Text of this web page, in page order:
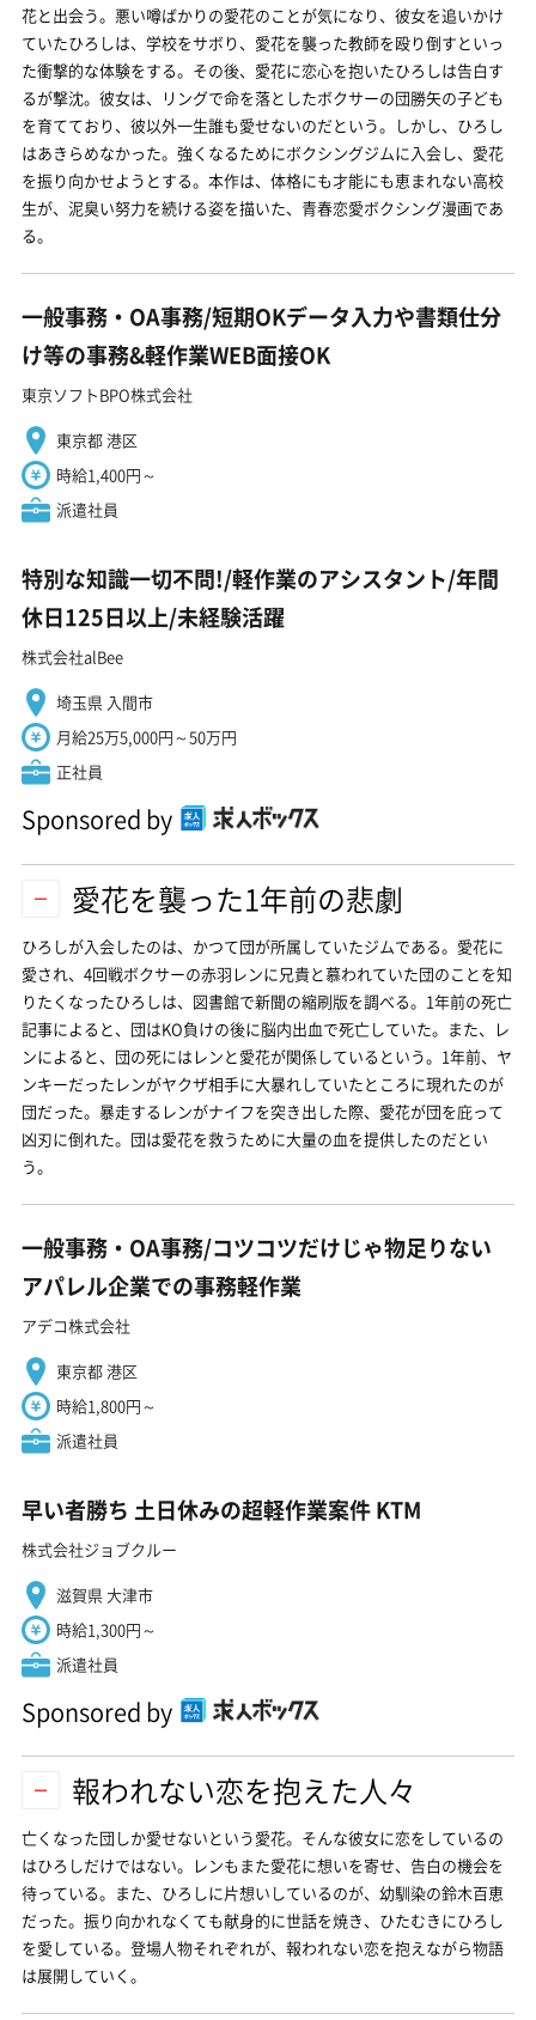
花と出会う。悪い噂ばかりの愛花のことが気になり、彼女を追いかけ
ていたひろしは、学校をサボり、愛花を襲った教師を殴り倒すといっ
た衝撃的な体験をする。その後、愛花に恋心を抱いたひろしは告白す
るが撃沈。彼女は、リングで命を落としたボクサーの団勝矢の子ども
を育てており、彼以外一生誰も愛せないのだという。しかし、ひろし
はあきらめなかった。強くなるためにボクシングジムに入会し、愛花
を振り向かせようとする。本作は、体格にも才能にも恵まれない高校
生が、泥臭い努力を続ける姿を描いた、青春恋愛ボクシング漫画であ
る。
一般事務・OA事務/短期OKデータ入力や書類仕分
け等の事務&軽作業WEB面接OK
東京ソフトBPO株式会社
東京都 港区
時給1,400円～
派遣社員
特別な知識一切不問!/軽作業のアシスタント/年間
休日125日以上/未経験活躍
株式会社alBee
埼玉県 入間市
月給25万5,000円～50万円
正社員
Sponsored by
愛花を襲った1年前の悲劇
ひろしが入会したのは、かつて団が所属していたジムである。愛花に
愛され、4回戦ボクサーの赤羽レンに兄貴と慕われていた団のことを知
りたくなったひろしは、図書館で新聞の縮刷版を調べる。1年前の死亡
記事によると、団はKO負けの後に脳内出血で死亡していた。また、レ
ンによると、団の死にはレンと愛花が関係しているという。1年前、ヤ
ンキーだったレンがヤクザ相手に大暴れしていたところに現れたのが
団だった。暴走するレンがナイフを突き出した際、愛花が団を庇って
凶刃に倒れた。団は愛花を救うために大量の血を提供したのだとい
う。
一般事務・OA事務/コツコツだけじゃ物足りない
アパレル企業での事務軽作業
アデコ株式会社
東京都 港区
時給1,800円～
派遣社員
早い者勝ち 土日休みの超軽作業案件 KTM
株式会社ジョブクルー
滋賀県 大津市
時給1,300円～
派遣社員
Sponsored by
報われない恋を抱えた人々
亡くなった団しか愛せないという愛花。そんな彼女に恋をしているの
はひろしだけではない。レンもまた愛花に想いを寄せ、告白の機会を
待っている。また、ひろしに片想いしているのが、幼馴染の鈴木百恵
だった。振り向かれなくても献身的に世話を焼き、ひたむきにひろし
を愛している。登場人物それぞれが、報われない恋を抱えながら物語
は展開していく。